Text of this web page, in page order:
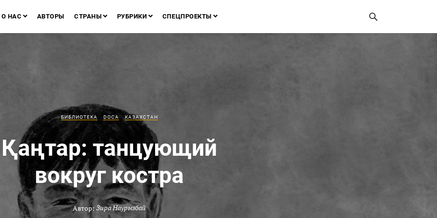
О НАС АВТОРЫ СТРАНЫ РУБРИКИ СПЕЦПРОЕКТЫ
БИБЛИОТЕКА DOCA КАЗАХСТАН
Қаңтар: танцующий
вокруг костра
Автор: Зира Наурызбай